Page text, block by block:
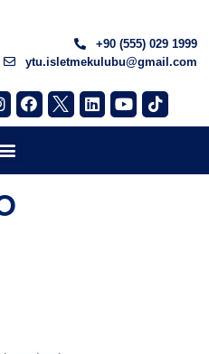
+90 (555) 029 1999
ytu.isletmekulubu@gmail.com